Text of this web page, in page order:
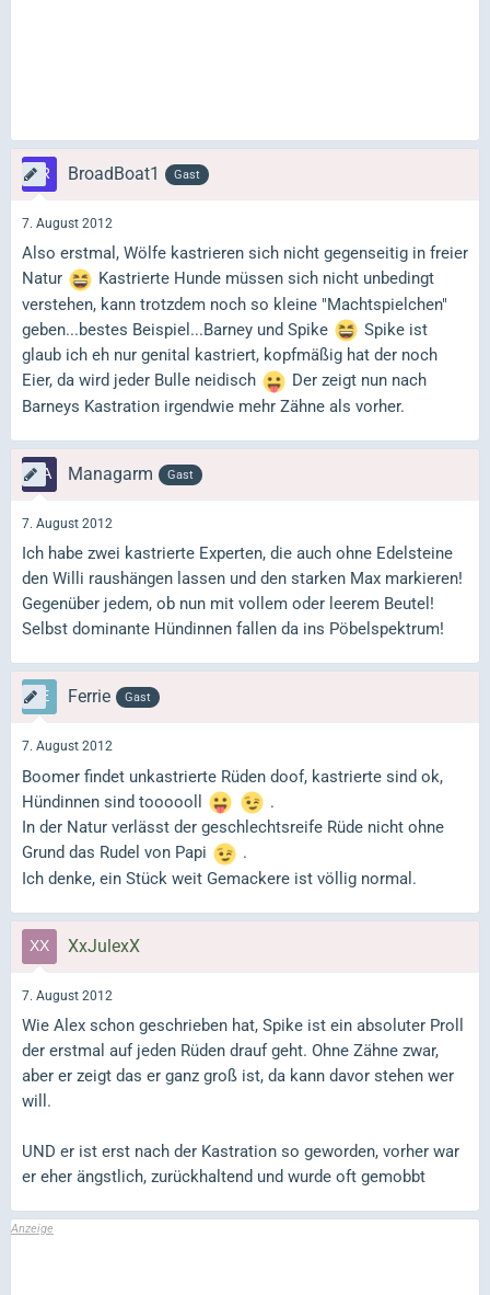
BroadBoat1 Gast
7. August 2012
Also erstmal, Wölfe kastrieren sich nicht gegenseitig in freier
Natur
Kastrierte Hunde müssen sich nicht unbedingt
verstehen, kann trotzdem noch so kleine "Machtspielchen"
geben...bestes Beispiel...Barney und Spike
Spike ist
glaub ich eh nur genital kastriert, kopfmäßig hat der noch
Eier, da wird jeder Bulle neidisch
Der zeigt nun nach
Barneys Kastration irgendwie mehr Zähne als vorher.
Managarm Gast
7. August 2012
Ich habe zwei kastrierte Experten, die auch ohne Edelsteine
den Willi raushängen lassen und den starken Max markieren!
Gegenüber jedem, ob nun mit vollem oder leerem Beutel!
Selbst dominante Hündinnen fallen da ins Pöbelspektrum!
Ferrie Gast
7. August 2012
Boomer findet unkastrierte Rüden doof, kastrierte sind ok,
Hündinnen sind toooooll
.
In der Natur verlässt der geschlechtsreife Rüde nicht ohne
Grund das Rudel von Papi
.
Ich denke, ein Stück weit Gemackere ist völlig normal.
XxJulexX
7. August 2012
Wie Alex schon geschrieben hat, Spike ist ein absoluter Proll
der erstmal auf jeden Rüden drauf geht. Ohne Zähne zwar,
aber er zeigt das er ganz groß ist, da kann davor stehen wer
will.
UND er ist erst nach der Kastration so geworden, vorher war
er eher ängstlich, zurückhaltend und wurde oft gemobbt